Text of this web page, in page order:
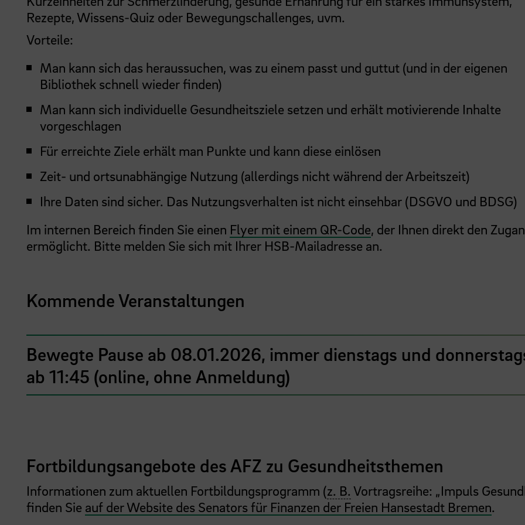
Rezepte, Wissens-Quiz oder Bewegungschallenges, uvm.
Vorteile:
Man kann sich das heraussuchen, was zu einem passt und guttut (und in der eigenen
Bibliothek schnell wieder finden)
Man kann sich individuelle Gesundheitsziele setzen und erhält motivierende Inhalte
vorgeschlagen
Für erreichte Ziele erhält man Punkte und kann diese einlösen
Zeit- und ortsunabhängige Nutzung (allerdings nicht während der Arbeitszeit)
Ihre Daten sind sicher. Das Nutzungsverhalten ist nicht einsehbar (DSGVO und BDSG)
Im internen Bereich finden Sie einen Flyer mit einem QR-Code, der Ihnen direkt den
ermöglicht. Bitte melden Sie sich mit Ihrer HSB-Mailadresse an.
Kommende Veranstaltungen
Bewegte Pause ab 08.01.2026, immer dienstags und
ab 11:45 (online, ohne Anmeldung)
Fortbildungsangebote des AFZ zu Gesundheitsthemen
Informationen zum aktuellen Fortbildungsprogramm (z. B. Vortragsreihe: „Impuls
finden Sie auf der Website des Senators für Finanzen der Freien Hansestadt Bremen.